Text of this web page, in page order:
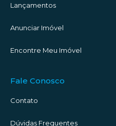
Lançamentos
Anunciar Imóvel
Encontre Meu Imóvel
Fale Conosco
Contato
Dúvidas Frequentes